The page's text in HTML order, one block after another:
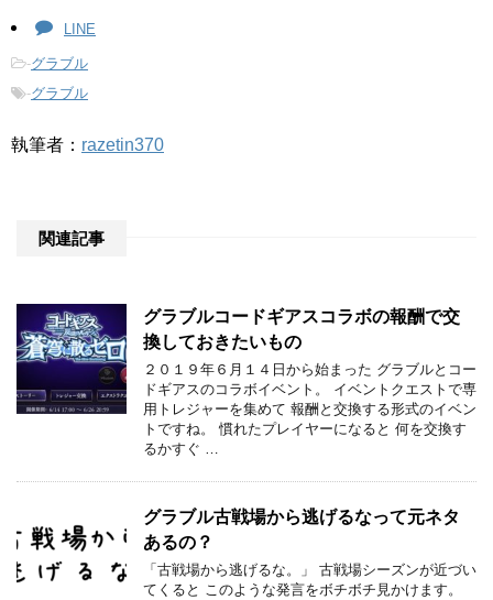
LINE
-グラブル
-グラブル
執筆者： razetin370
関連記事
グラブルコードギアスコラボの報酬で交
換しておきたいもの
２０１９年６月１４日から始まった グラブルとコー
ドギアスのコラボイベント。 イベントクエストで専
用トレジャーを集めて 報酬と交換する形式のイベン
トですね。 慣れたプレイヤーになると 何を交換す
るかすぐ …
グラブル古戦場から逃げるなって元ネタ
あるの？
「古戦場から逃げるな。」 古戦場シーズンが近づい
てくると このような発言をボチボチ見かけます。